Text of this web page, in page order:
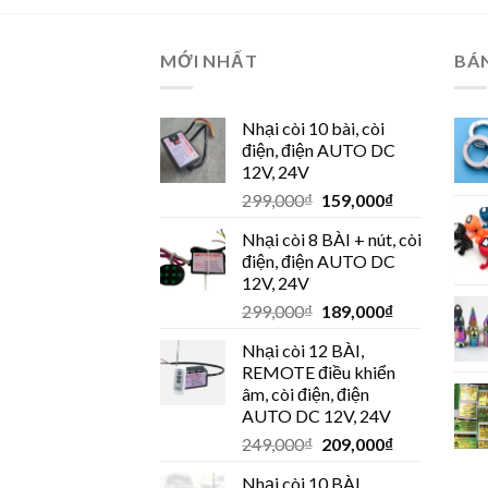
MỚI NHẤT
Nhại còi 10 bài, còi
điện, điện AUTO DC
12V, 24V
299,000₫ 159,000₫
Nhại còi 8 BÀI + nút, còi
điện, điện AUTO DC
12V, 24V
299,000₫ 189,000₫
Nhại còi 12 BÀI,
REMOTE điều khiển
âm, còi điện, điện
AUTO DC 12V, 24V
249,000₫ 209,000₫
Nhại còi 10 BÀI,